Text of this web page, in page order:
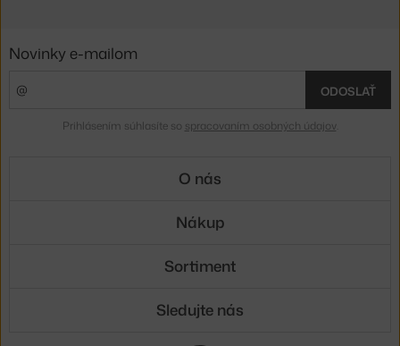
Novinky e-mailom
ODOSLAŤ
Prihlásením súhlasíte so spracovaním osobných údajov.
O nás
Nákup
Sortiment
Sledujte nás